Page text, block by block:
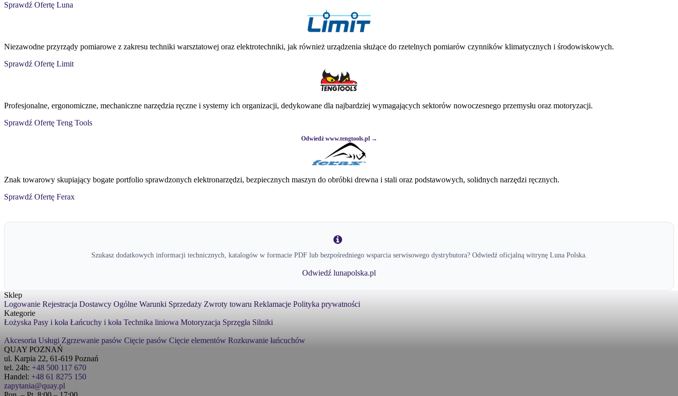
Sprawdź Ofertę Luna
Niezawodne przyrządy pomiarowe z zakresu techniki warsztatowej oraz elektrotechniki, jak również urządzenia służące do rzetelnych pomiarów czynników klimatycznych i środowiskowych.
Sprawdź Ofertę Limit
Profesjonalne, ergonomiczne, mechaniczne narzędzia ręczne i systemy ich organizacji, dedykowane dla najbardziej wymagających sektorów nowoczesnego przemysłu oraz motoryzacji.
Sprawdź Ofertę Teng Tools
Odwiedź www.tengtools.pl →
Znak towarowy skupiający bogate portfolio sprawdzonych elektronarzędzi, bezpiecznych maszyn do obróbki drewna i stali oraz podstawowych, solidnych narzędzi ręcznych.
Sprawdź Ofertę Ferax
Szukasz dodatkowych informacji technicznych, katalogów w formacie PDF lub bezpośredniego wsparcia serwisowego dystrybutora? Odwiedź oficjalną witrynę Luna Polska.
Odwiedź lunapolska.pl
Sklep
Logowanie Rejestracja Dostawcy Ogólne Warunki Sprzedaży Zwroty towaru Reklamacje Polityka prywatności
Kategorie
Łożyska Pasy i koła Łańcuchy i koła Technika liniowa Motoryzacja Sprzęgła Silniki
Akcesoria Usługi Zgrzewanie pasów Cięcie pasów Cięcie elementów Rozkuwanie łańcuchów
QUAY POZNAŃ
ul. Karpia 22, 61-619 Poznań
tel. 24h: +48 500 117 670
Handel: +48 61 8275 150
zapytania@quay.pl